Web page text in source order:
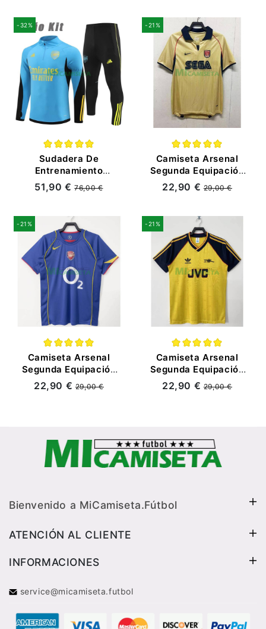
-32%
Sudadera De
Entrenamiento
Arsenal 2024/2025
Niño Kit Azul/Negro
51,90 €76,00 €
-21%
Camiseta Arsenal
Segunda Equipación
Retro 2001/02
22,90 €29,00 €
-21%
Camiseta Arsenal
Segunda Equipación
Retro 04/05
22,90 €29,00 €
-21%
Camiseta Arsenal
Segunda Equipación
Retro 1988/90
22,90 €29,00 €
Bienvenido a MiCamiseta.Fútbol
ATENCIÓN AL CLIENTE
INFORMACIONES
service@micamiseta.futbol